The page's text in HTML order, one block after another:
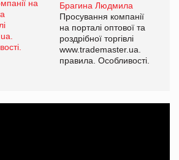
Брагина Людмила
Просування компанії
на порталі оптової та
роздрібної торгівлі
www.trademaster.ua.
правила. Особливості.